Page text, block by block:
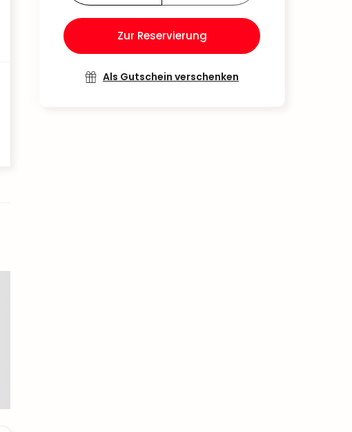
Zur Reservierung
Als Gutschein verschenken